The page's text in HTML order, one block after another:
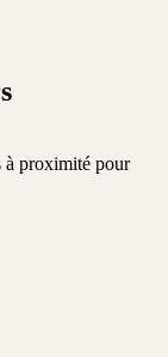
à proximité pour